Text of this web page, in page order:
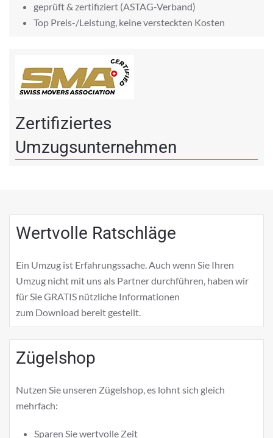
geprüft & zertifiziert (ASTAG-Verband)
Top Preis-/Leistung, keine versteckten Kosten
Zertifiziertes
Umzugsunternehmen
Wertvolle Ratschläge
Ein Umzug ist Erfahrungssache. Auch wenn Sie Ihren
Umzug nicht mit uns als Partner durchführen, haben wir
für Sie GRATIS nützliche Informationen
zum Download bereit gestellt.
Zügelshop
Nutzen Sie unseren Zügelshop, es lohnt sich gleich
mehrfach:
Sparen Sie wertvolle Zeit